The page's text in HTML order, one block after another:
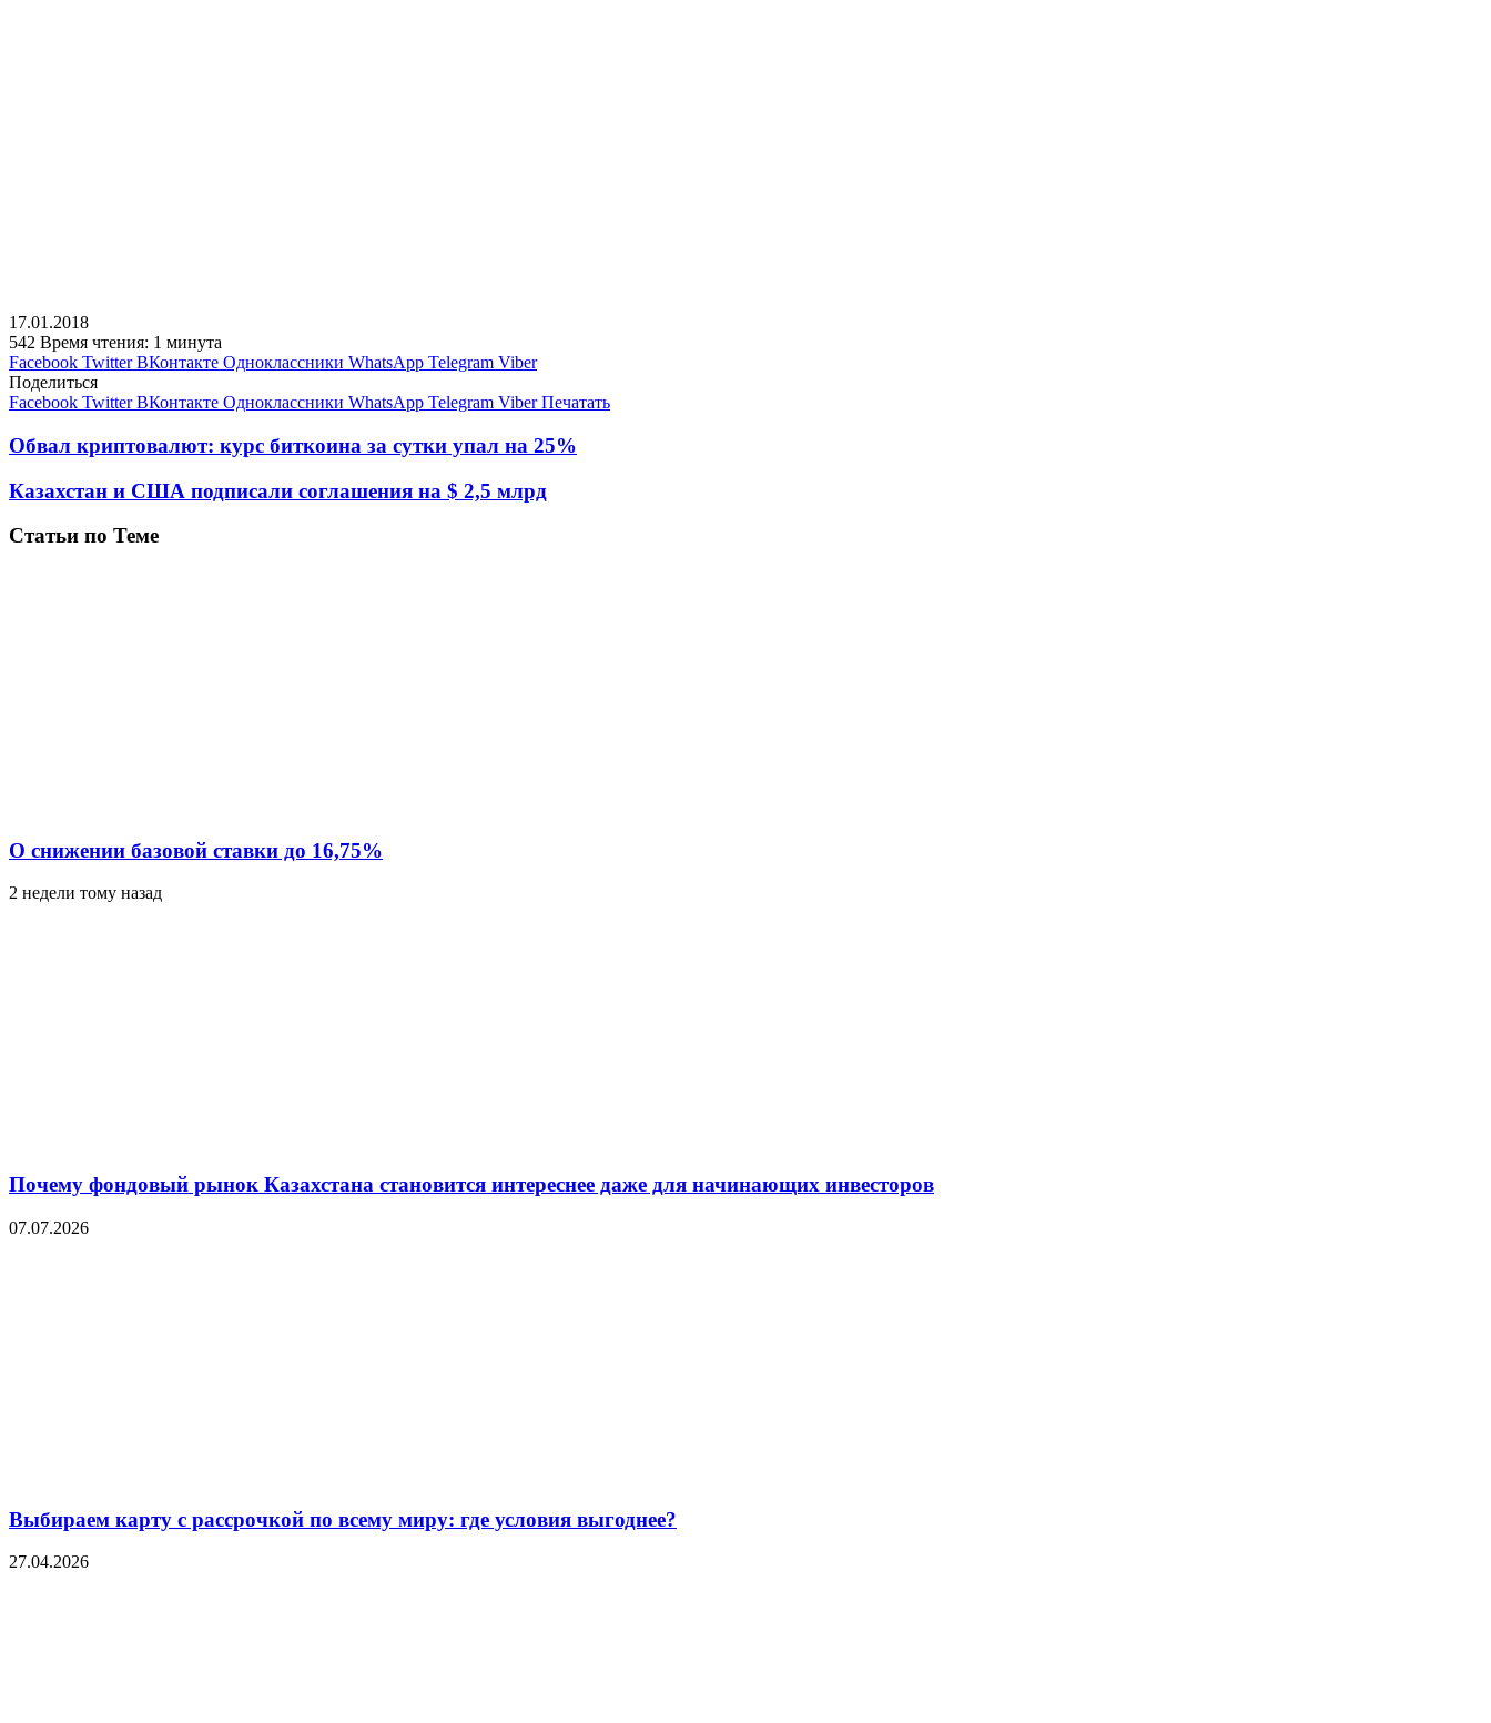
17.01.2018
542 Время чтения: 1 минута
Facebook Twitter ВКонтакте Одноклассники WhatsApp Telegram Viber
Поделиться
Facebook Twitter ВКонтакте Одноклассники WhatsApp Telegram Viber Печатать
Обвал криптовалют: курс биткоина за сутки упал на 25%
Казахстан и США подписали соглашения на $ 2,5 млрд
Статьи по Теме
О снижении базовой ставки до 16,75%
2 недели тому назад
Почему фондовый рынок Казахстана становится интереснее даже для начинающих инвесторов
07.07.2026
Выбираем карту с рассрочкой по всему миру: где условия выгоднее?
27.04.2026